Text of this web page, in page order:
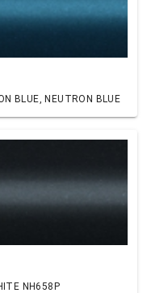
BLUE, NEUTRON BLUE
NH658P